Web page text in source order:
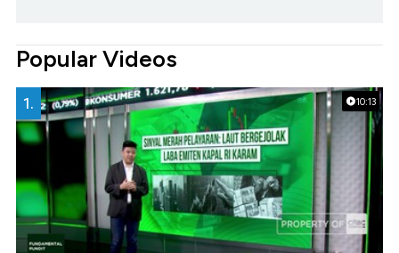
Popular Videos
10:13
1.